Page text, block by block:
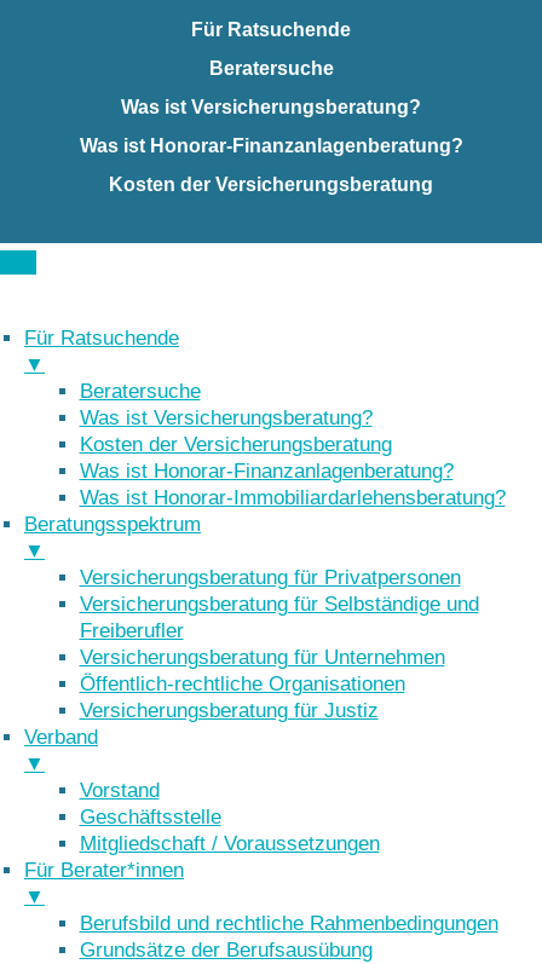
Für Ratsuchende
Beratersuche
Was ist Versicherungsberatung?
Was ist Honorar-Finanzanlagenberatung?
Kosten der Versicherungsberatung
Für Ratsuchende
▼
Beratersuche
Was ist Versicherungsberatung?
Kosten der Versicherungsberatung
Was ist Honorar-Finanzanlagenberatung?
Was ist Honorar-Immobiliardarlehensberatung?
Beratungsspektrum
▼
Versicherungsberatung für Privatpersonen
Versicherungsberatung für Selbständige und
Freiberufler
Versicherungsberatung für Unternehmen
Öffentlich-rechtliche Organisationen
Versicherungsberatung für Justiz
Verband
▼
Vorstand
Geschäftsstelle
Mitgliedschaft / Voraussetzungen
Für Berater*innen
▼
Berufsbild und rechtliche Rahmenbedingungen
Grundsätze der Berufsausübung